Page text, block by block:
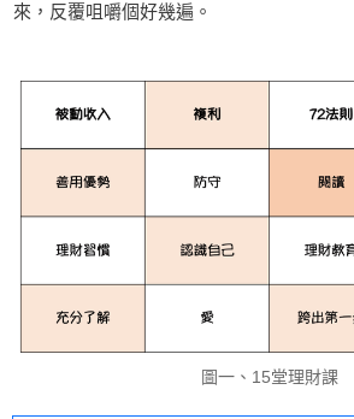
來，反覆咀嚼個好幾遍。
圖一、15堂理財課